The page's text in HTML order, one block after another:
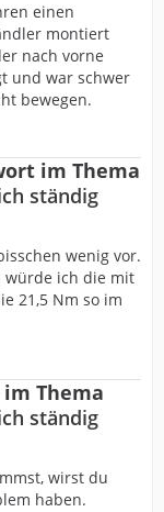
einen
montiert
nach vorne
und war schwer
bewegen.
im Thema
ständig
wenig vor.
würde ich die mit
21,5 Nm so im
Thema
ständig
wirst du
haben.